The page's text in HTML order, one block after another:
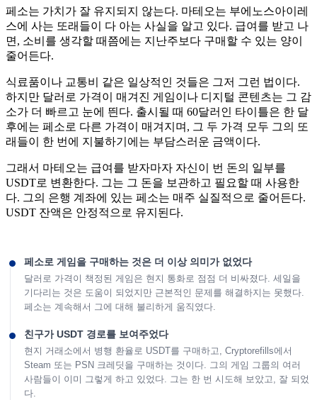
페소는 가치가 잘 유지되지 않는다. 마테오는 부에노스아이레
스에 사는 또래들이 다 아는 사실을 알고 있다. 급여를 받고 나
면, 소비를 생각할 때쯤에는 지난주보다 구매할 수 있는 양이
줄어든다.
식료품이나 교통비 같은 일상적인 것들은 그저 그런 법이다.
하지만 달러로 가격이 매겨진 게임이나 디지털 콘텐츠는 그 감
소가 더 빠르고 눈에 띈다. 출시될 때 60달러인 타이틀은 한 달
후에는 페소로 다른 가격이 매겨지며, 그 두 가격 모두 그의 또
래들이 한 번에 지불하기에는 부담스러운 금액이다.
그래서 마테오는 급여를 받자마자 자신이 번 돈의 일부를
USDT로 변환한다. 그는 그 돈을 보관하고 필요할 때 사용한
다. 그의 은행 계좌에 있는 페소는 매주 실질적으로 줄어든다.
USDT 잔액은 안정적으로 유지된다.
페소로 게임을 구매하는 것은 더 이상 의미가 없었다
달러로 가격이 책정된 게임은 현지 통화로 점점 더 비싸졌다. 세일을
기다리는 것은 도움이 되었지만 근본적인 문제를 해결하지는 못했다.
페소는 계속해서 그에 대해 불리하게 움직였다.
친구가 USDT 경로를 보여주었다
현지 거래소에서 병행 환율로 USDT를 구매하고, Cryptorefills에서
Steam 또는 PSN 크레딧을 구매하는 것이다. 그의 게임 그룹의 여러
사람들이 이미 그렇게 하고 있었다. 그는 한 번 시도해 보았고, 잘 되었
다.